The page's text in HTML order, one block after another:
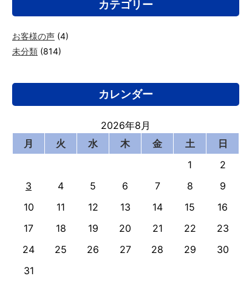
カテゴリー
お客様の声 (4)
未分類 (814)
カレンダー
2026年8月
月
火 水 木 金 土
日
1
2
3
4 5 6 7 8
9
10
11 12 13 14 15
16
17
18 19 20 21 22
23
24
25 26 27 28 29
30
31